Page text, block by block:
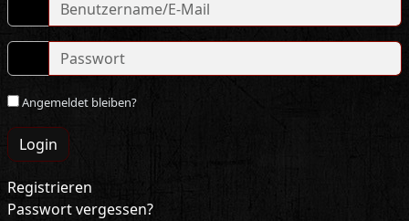
Angemeldet bleiben?
Login
Registrieren
Passwort vergessen?